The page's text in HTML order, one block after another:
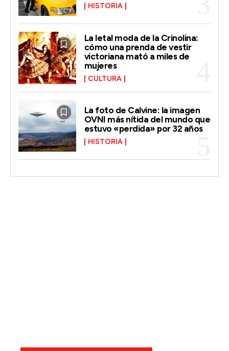
HISTORIA
La letal moda de la Crinolina:
cómo una prenda de vestir
victoriana mató a miles de
mujeres
CULTURA
La foto de Calvine: la imagen
OVNI más nítida del mundo que
estuvo «perdida» por 32 años
HISTORIA